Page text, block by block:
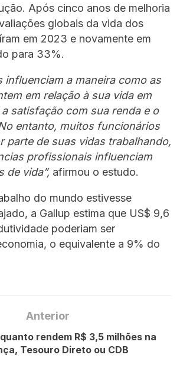
Após cinco anos de melhoria
globais da vida dos
em 2023 e novamente em
para 33%.
influenciam a maneira como as
em relação à sua vida em
satisfação com sua renda e o
entanto, muitos funcionários
parte de suas vidas trabalhando,
profissionais influenciam
de vida”, afirmou o estudo.
do mundo estivesse
a Gallup estima que US$ 9,6
poderiam ser
o equivalente a 9% do
Anterior
rendem R$ 3,5 milhões na
Tesouro Direto ou CDB